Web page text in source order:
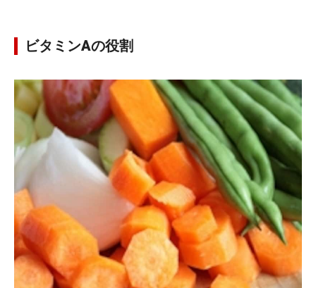
ビタミンAの役割